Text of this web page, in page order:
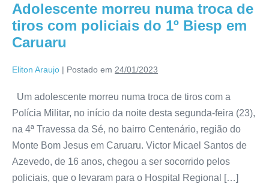
Adolescente morreu numa troca de
tiros com policiais do 1º Biesp em
Caruaru
Eliton Araujo | Postado em 24/01/2023
Um adolescente morreu numa troca de tiros com a
Polícia Militar, no início da noite desta segunda-feira (23),
na 4ª Travessa da Sé, no bairro Centenário, região do
Monte Bom Jesus em Caruaru. Victor Micael Santos de
Azevedo, de 16 anos, chegou a ser socorrido pelos
policiais, que o levaram para o Hospital Regional […]